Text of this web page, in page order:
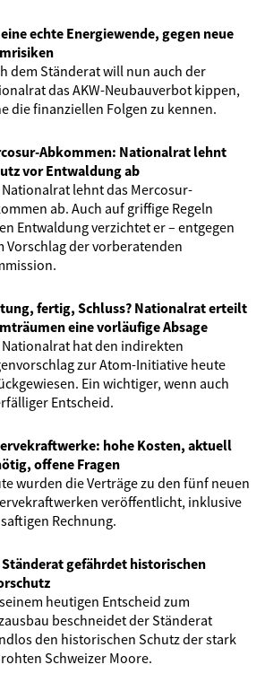
echte Energiewende, gegen neue
dem Ständerat will nun auch der
das AKW-Neubauverbot kippen,
die finanziellen Folgen zu kennen.
Abkommen: Nationalrat lehnt
vor Entwaldung ab
Nationalrat lehnt das Mercosur-
ab. Auch auf griffige Regeln
Entwaldung verzichtet er – entgegen
Vorschlag der vorberatenden
fertig, Schluss? Nationalrat erteilt
eine vorläufige Absage
Nationalrat hat den indirekten
zur Atom-Initiative heute
Ein wichtiger, wenn auch
Entscheid.
hohe Kosten, aktuell
offene Fragen
wurden die Verträge zu den fünf neuen
veröffentlicht, inklusive
Rechnung.
Ständerat gefährdet historischen
heutigen Entscheid zum
beschneidet der Ständerat
den historischen Schutz der stark
Schweizer Moore.